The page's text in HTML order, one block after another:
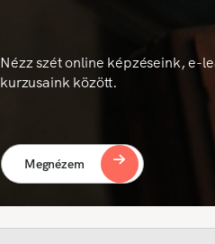
Nézz szét online képzéseink, e-
kurzusaink között.
Megnézem